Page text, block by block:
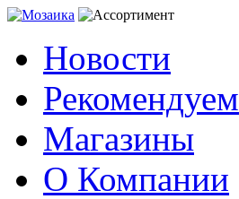
Новости
Рекомендуем
Магазины
О Компании